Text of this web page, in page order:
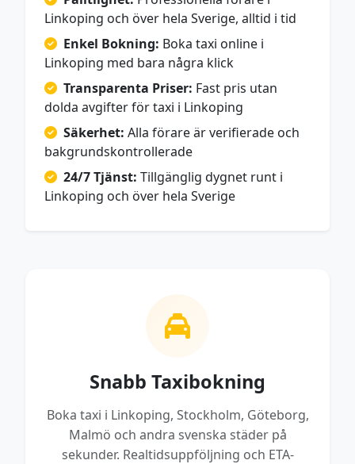
Linkoping och över hela Sverige, alltid i tid
Enkel Bokning: Boka taxi online i
Linkoping med bara några klick
Transparenta Priser: Fast pris utan
dolda avgifter för taxi i Linkoping
Säkerhet: Alla förare är verifierade och
bakgrundskontrollerade
24/7 Tjänst: Tillgänglig dygnet runt i
Linkoping och över hela Sverige
Snabb Taxibokning
Boka taxi i Linkoping, Stockholm, Göteborg,
Malmö och andra svenska städer på
sekunder. Realtidsuppföljning och ETA-